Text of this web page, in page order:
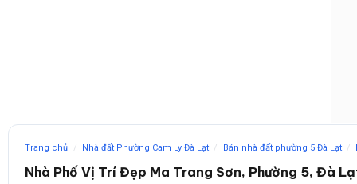
Trang chủ / Nhà đất Phường Cam Ly Đà Lạt / Bán nhà đất phường 5 Đà Lạt /
Nhà Phố Vị Trí Đẹp Ma Trang Sơn, Phường 5, Đà